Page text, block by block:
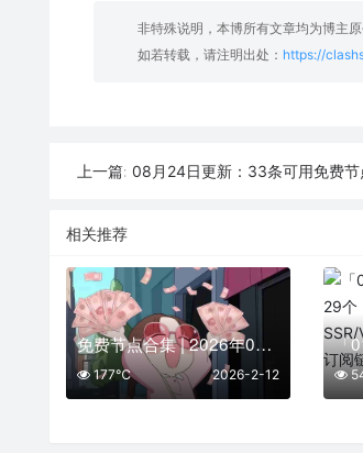
非特殊说明，本博所有文章均为博主原
如若转载，请注明出处： https://
上一篇: 08月24日更新：33条可用免费节点 |
相关推荐
免费节点合集 | 2026年02月12日SSR/V2Ray/Clash订阅整理
2026-2-12
177℃